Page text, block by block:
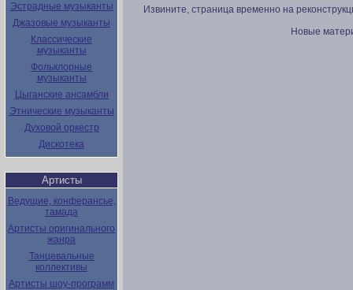
Эстрадные музыканты
Джазовые музыканты
Классические
музыканты
Фольклорные
музыканты
Цыганские ансамбли
Этнические музыканты
Духовой оркестр
Дискотека
Артисты
Ведущие, конферансье,
тамада
Артисты оригинального
жанра
Танцевальные
коллективы
Артисты шоу-программ
Извините, страница временно на
Новые